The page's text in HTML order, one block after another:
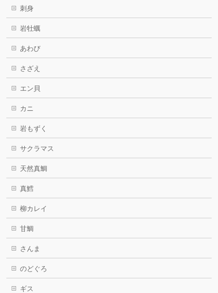
刺身
岩牡蠣
あわび
さざえ
エン貝
カニ
岩もずく
サクラマス
天然真鯛
真鱈
柳カレイ
甘鯛
さんま
のどぐろ
ギス